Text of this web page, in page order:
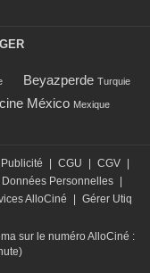
Beyazperde Turquie
México Mexique
Publicité CGU CGV
Données Personnelles
AlloCiné
Gérer Utiq
sur le numéro AlloCiné :